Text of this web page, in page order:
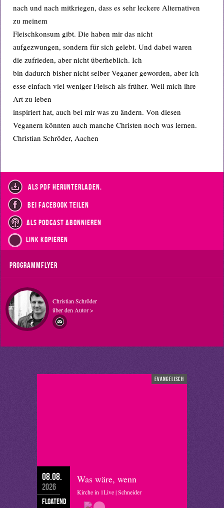
nach und nach mitkriegen, dass es sehr leckere Alternativen
zu meinem
Fleischkonsum gibt. Die haben mir das nicht
aufgezwungen, sondern für sich gelebt. Und dabei waren
die zufrieden, aber nicht überheblich. Ich
bin dadurch bisher nicht selber Veganer geworden, aber ich
esse einfach viel weniger Fleisch als früher. Weil mich ihre
Art zu leben
inspiriert hat, auch bei mir was zu ändern. Von diesen
Veganern könnten auch manche Christen noch was lernen.
Christian Schröder, Aachen
als PDF herunterladen.
bei Facebook teilen
als Podcast abonnieren
Link kopieren
Programmflyer
Christian Schröder
über den Autor >
evangelisch
08.08.
2026
floatend
Was wäre, wenn
Kirche in 1Live | Schneider